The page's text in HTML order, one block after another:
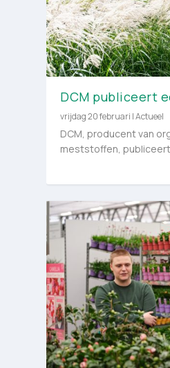
DCM publiceert
vrijdag 20 februari |Actueel
DCM, producent van
meststoffen,